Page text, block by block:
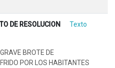
DE RESOLUCION
Texto
BROTE DE
POR LOS HABITANTES